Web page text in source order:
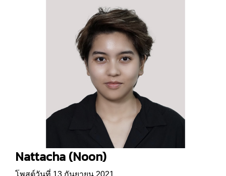
Nattacha (Noon)
โพสต์วันที่ 13 กันยายน 2021